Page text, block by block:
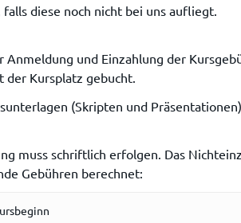
diese noch nicht bei uns aufliegt.
Anmeldung und Einzahlung der
der Kursplatz gebucht.
(Skripten und
muss schriftlich erfolgen. Das
Gebühren berechnet: